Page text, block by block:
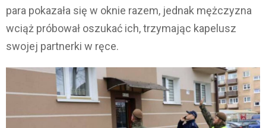
para pokazała się w oknie razem, jednak mężczyzna
wciąż próbował oszukać ich, trzymając kapelusz
swojej partnerki w ręce.